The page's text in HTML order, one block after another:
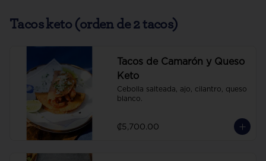
Tacos keto (orden de 2 tacos)
Tacos de Camarón y Queso
Keto
Cebolla salteada, ajo, cilantro, queso
blanco.
₡5,700.00